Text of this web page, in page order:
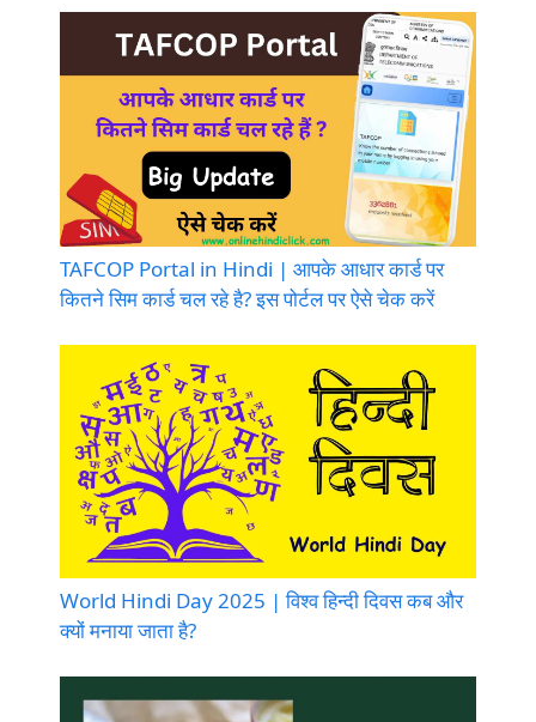
TAFCOP Portal in Hindi | आपके आधार कार्ड पर
कितने सिम कार्ड चल रहे है? इस पोर्टल पर ऐसे चेक करें
World Hindi Day 2025 | विश्व हिन्दी दिवस कब और
क्यों मनाया जाता है?